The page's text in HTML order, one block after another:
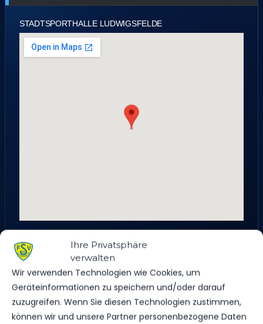
Ihre Privatsphäre
verwalten
Wir verwenden Technologien wie Cookies, um
Geräteinformationen zu speichern und/oder darauf
zuzugreifen. Wenn Sie diesen Technologien zustimmen,
können wir und unsere Partner personenbezogene Daten
STADTSPORTHALLE LUDWIGSFELDE
Stadtsporthalle, Potsdamer Straße, Ludwigsfelde,
Teltow-Fläming, Brandenburg, 14974, Deutschland
ERGEBNIS